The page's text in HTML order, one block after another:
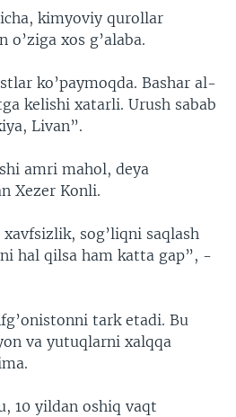
kimyoviy qurollar
xos g’alaba.
ko’paymoqda. Bashar al-
kelishi xatarli. Urush sabab
Livan”.
amri mahol, deya
Xezer Konli.
sog’liqni saqlash
hal qilsa ham katta gap”, -
tark etadi. Bu
va yutuqlarni xalqqa
10 yildan oshiq vaqt